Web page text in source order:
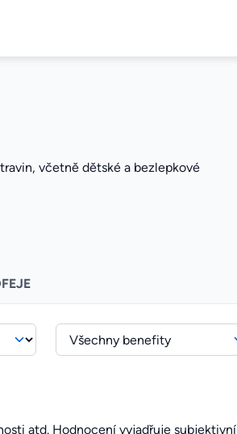
včetně dětské a bezlepkové
atd. Hodnocení vyjadřuje subjektivní